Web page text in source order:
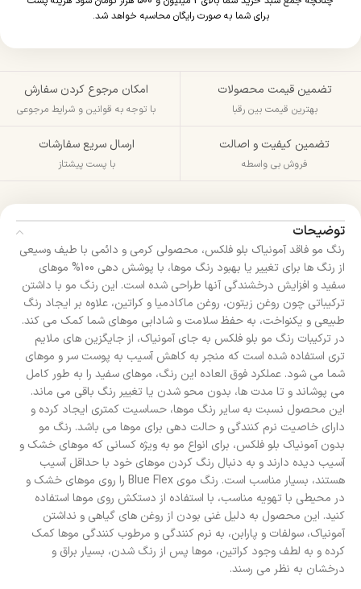
برای شما به صورت رایگان محاسبه خواهد شد.
تضمین قیمت محصولات
بهترین قیمت بین رقبا
امکان مرجوع کردن سفارش
با توجه به قوانین و شرایط مرجوعی
تضمین کیفیت و اصالت
فروش بی واسطه
ارسال سریع سفارشات
با پست پیشتاز
توضیحات
رنگ مو فاقد آمونیاک بلو فلکس، محصولی کرمی و دائمی با طیف وسیعی
از رنگ ها برای تغییر یا بهبود رنگ موها، با پوشش دهی 100% موهای
سفید و افزایش درخشندگی آنها طراحی شده است. این رنگ مو با داشتن
ترکیباتی چون روغن زیتون، روغن ماکادمیا و کراتین، علاوه بر ایجاد رنگ
طبیعی و یکنواخت، به حفظ سلامت و شادابی موهای شما کمک می کند.
در ترکیبات رنگ مو بلو فلکس به جای آمونیاک، از جایگزین های ملایم
تری استفاده شده است که منجر به کاهش آسیب به پوست سر و موهای
شما می شود. عملکرد فوق العاده این رنگ، موهای سفید را به طور کامل
می پوشاند و تا مدت ها، بدون محو شدن یا تغییر رنگ باقی می ماند.
این محصول نسبت به سایر رنگ موها، حساسیت کمتری ایجاد کرده و
دارای خاصیت نرم کنندگی و حالت دهی برای موها می باشد. رنگ مو
بدون آمونیاک بلو فلکس، برای انواع مو به ویژه کسانی که موهای خشک و
آسیب دیده دارند و به دنبال رنگ کردن موهای خود با حداقل آسیب
هستند، بسیار مناسب است. رنگ موی Blue Flex را روی موهای خشک و
در محیطی با تهویه مناسب، با استفاده از دستکش روی موها استفاده
کنید. این محصول به دلیل غنی بودن از روغن های گیاهی و نداشتن
آمونیاک، سولفات و پارابن، به نرم کنندگی و مرطوب کنندگی موها کمک
کرده و به لطف وجود کراتین، موها پس از رنگ شدن، بسیار براق و
درخشان به نظر می رسند.